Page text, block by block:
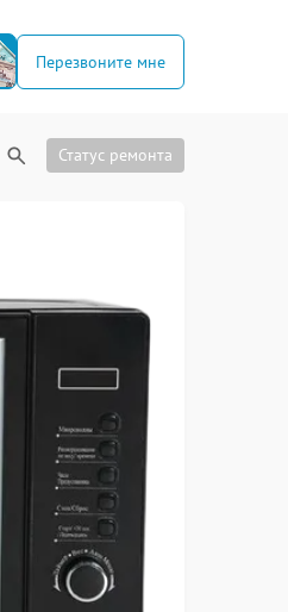
Перезвоните мне
Статус ремонта